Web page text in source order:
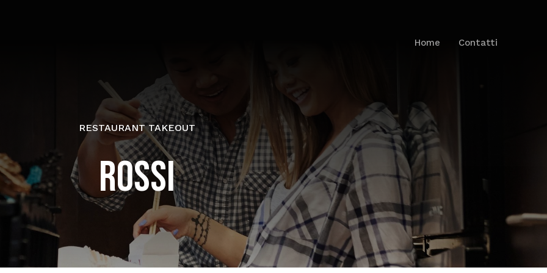
Home Contatti
RESTAURANT TAKEOUT
ROSSI